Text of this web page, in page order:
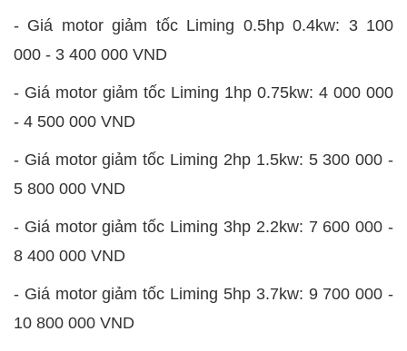
- Giá motor giảm tốc Liming 0.5hp 0.4kw: 3 100
000 - 3 400 000 VND
- Giá motor giảm tốc Liming 1hp 0.75kw: 4 000 000
- 4 500 000 VND
- Giá motor giảm tốc Liming 2hp 1.5kw: 5 300 000 -
5 800 000 VND
- Giá motor giảm tốc Liming 3hp 2.2kw: 7 600 000 -
8 400 000 VND
- Giá motor giảm tốc Liming 5hp 3.7kw: 9 700 000 -
10 800 000 VND